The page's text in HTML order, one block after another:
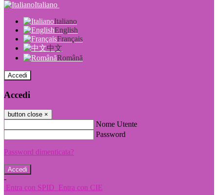
Italiano
Italiano
English
Français
中文
Română
Accedi
Accedi
button close ×
Nome Utente
Password
Password dimenticata?
-
Entra con SPID Entra con CIE